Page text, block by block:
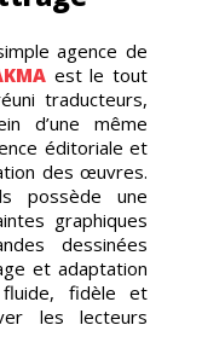
agence de
est le tout
traducteurs,
d’une même
éditoriale et
des œuvres.
possède une
graphiques
dessinées
et adaptation
fidèle et
les lecteurs